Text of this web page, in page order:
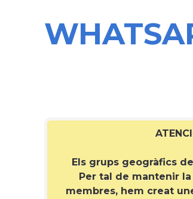
Els grups geogràfics
Per tal de mantenir
membres, hem creat